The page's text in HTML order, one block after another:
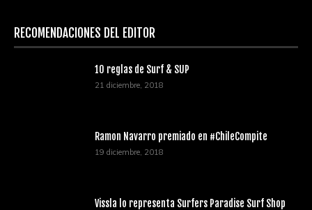
RECOMENDACIONES DEL EDITOR
10 reglas de Surf & SUP
21 diciembre, 2018
Ramon Navarro premiado en #ChileCompite
19 diciembre, 2018
Vissla lo representa Surfers Paradise Surf Shop